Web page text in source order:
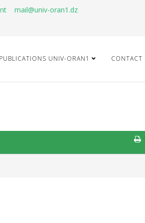
mail@univ-oran1.dz
PUBLICATIONS UNIV-ORAN1 CONTACT